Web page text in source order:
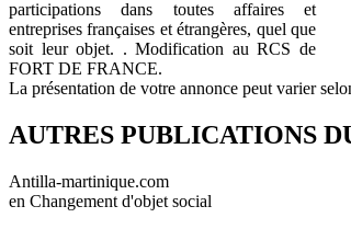
participations dans toutes affaires et
entreprises françaises et étrangères, quel que
soit leur objet. . Modification au RCS de
FORT DE FRANCE.
La présentation de votre annonce peut varier
AUTRES PUBLICATIONS
Antilla-martinique.com
en Changement d'objet social